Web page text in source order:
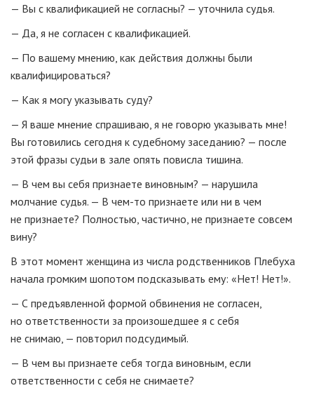
— Вы с квалификацией не согласны? — уточнила судья.
— Да, я не согласен с квалификацией.
— По вашему мнению, как действия должны были
квалифицироваться?
— Как я могу указывать суду?
— Я ваше мнение спрашиваю, я не говорю указывать мне!
Вы готовились сегодня к судебному заседанию? — после
этой фразы судьи в зале опять повисла тишина.
— В чем вы себя признаете виновным? — нарушила
молчание судья. — В чем-то признаете или ни в чем
не признаете? Полностью, частично, не признаете совсем
вину?
В этот момент женщина из числа родственников Плебуха
начала громким шопотом подсказывать ему: «Нет! Нет!».
— С предъявленной формой обвинения не согласен,
но ответственности за произошедшее я с себя
не снимаю, — повторил подсудимый.
— В чем вы признаете себя тогда виновным, если
ответственности с себя не снимаете?